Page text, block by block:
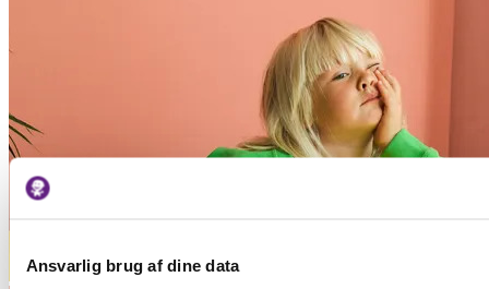
Ansvarlig brug af dine data